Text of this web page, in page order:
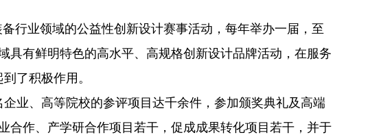
业领域的公益性创新设计赛事活动，每年举办一届，至
具有鲜明特色的高水平、高规格创新设计品牌活动，在服务
了积极作用。
、高等院校的参评项目达千余件，参加颁奖典礼及高端
合作、产学研合作项目若干，促成成果转化项目若干，并于